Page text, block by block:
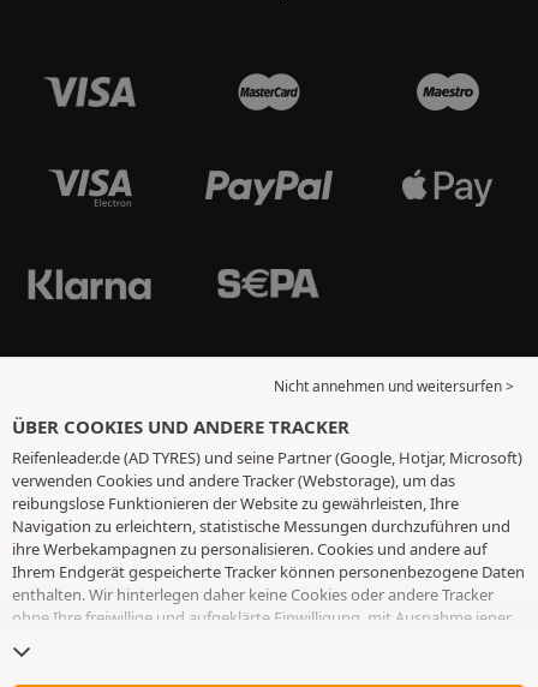
Nicht annehmen und weitersurfen >
ÜBER COOKIES UND ANDERE TRACKER
Reifenleader.de (AD TYRES) und seine Partner (Google, Hotjar, Microsoft)
verwenden Cookies und andere Tracker (Webstorage), um das
reibungslose Funktionieren der Website zu gewährleisten, Ihre
Navigation zu erleichtern, statistische Messungen durchzuführen und
ihre Werbekampagnen zu personalisieren. Cookies und andere auf
Ihrem Endgerät gespeicherte Tracker können personenbezogene Daten
enthalten. Wir hinterlegen daher keine Cookies oder andere Tracker
ohne Ihre freiwillige und aufgeklärte Einwilligung, mit Ausnahme jener,
Auswahl für einen Zeitraum von 6 Monaten. Sie können Ihre